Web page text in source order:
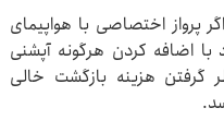
پرواز اختصاصی با هواپیمای
با اضافه کردن هرگونه آپشنی
هزینه بازگشت خالی